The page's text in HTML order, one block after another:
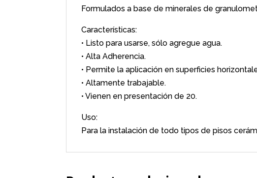
Formulados a base de minerales de
Características:
• Listo para usarse, sólo agregue agua.
• Alta Adherencia.
• Permite la aplicación en superficies
• Altamente trabajable.
• Vienen en presentación de 20.
Uso:
Para la instalación de todo tipos de pisos